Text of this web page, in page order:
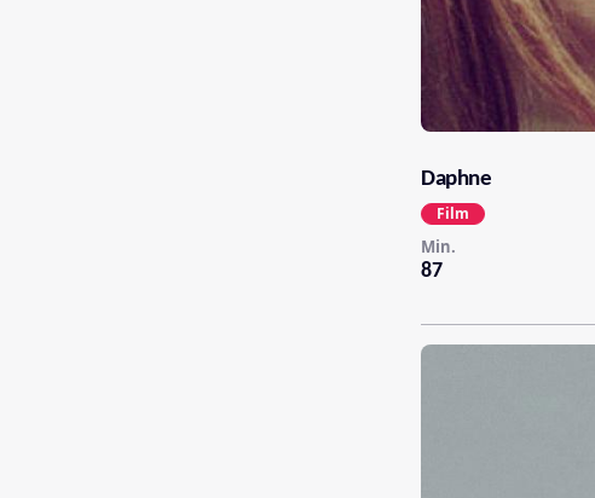
Daphne
87
Min.
Film